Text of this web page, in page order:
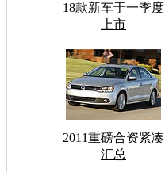
18款新车于一季度
上市
2011重磅合资紧凑
汇总